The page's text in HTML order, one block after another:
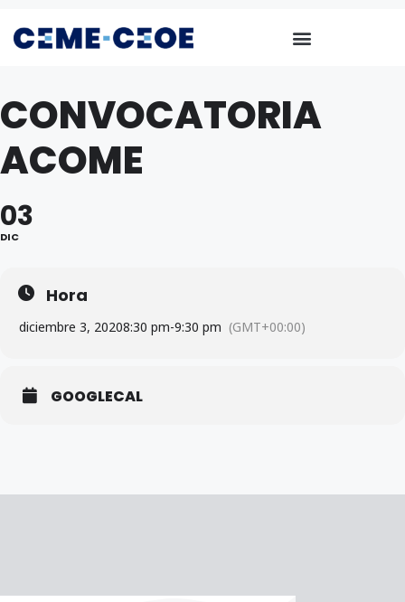
CONVOCATORIA
ACOME
03
DIC
Hora
diciembre 3, 20208:30 pm-9:30 pm (GMT+00:00)
GOOGLECAL